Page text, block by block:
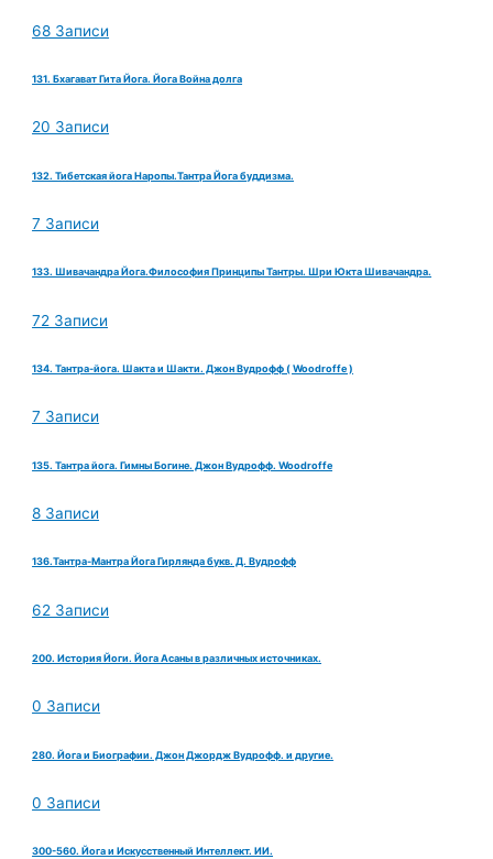
68 Записи
131. Бхагават Гита Йога. Йога Война долга
20 Записи
132. Тибетская йога Наропы.Тантра Йога буддизма.
7 Записи
133. Шивачандра Йога.Философия Принципы Тантры. Шри Юкта Шивачандра.
72 Записи
134. Тантра-йога. Шакта и Шакти. Джон Вудрофф ( Woodroffe )
7 Записи
135. Тантра йога. Гимны Богине. Джон Вудрофф. Woodroffe
8 Записи
136.Тантра-Мантра Йога Гирлянда букв. Д. Вудрофф
62 Записи
200. История Йоги. Йога Асаны в различных источниках.
0 Записи
280. Йога и Биографии. Джон Джордж Вудрофф. и другие.
0 Записи
300-560. Йога и Искусственный Интеллект. ИИ.